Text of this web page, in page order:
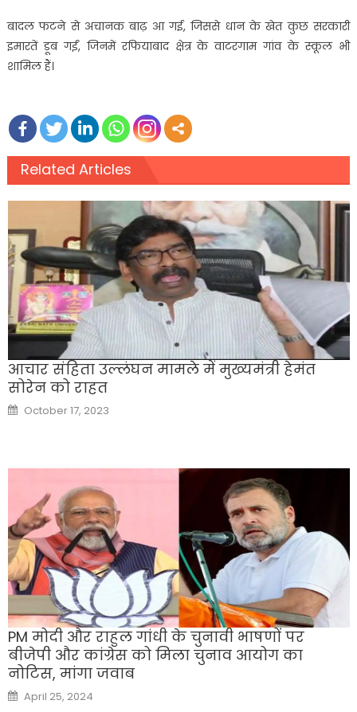
बादल फटने से अचानक बाढ़ आ गई, जिससे धान के खेत कुछ सरकारी
इमारतें डूब गईं, जिनमें रफियाबाद क्षेत्र के वाटरगाम गांव के स्कूल भी
शामिल हैं।
Related Articles
आचार संहिता उल्लंघन मामले में मुख्यमंत्री हेमंत
सोरेन को राहत
Posted
on
October 17, 2023
PM मोदी और राहुल गांधी के चुनावी भाषणों पर
बीजेपी और कांग्रेस को मिला चुनाव आयोग का
नोटिस, मांगा जवाब
Posted
on
April 25, 2024